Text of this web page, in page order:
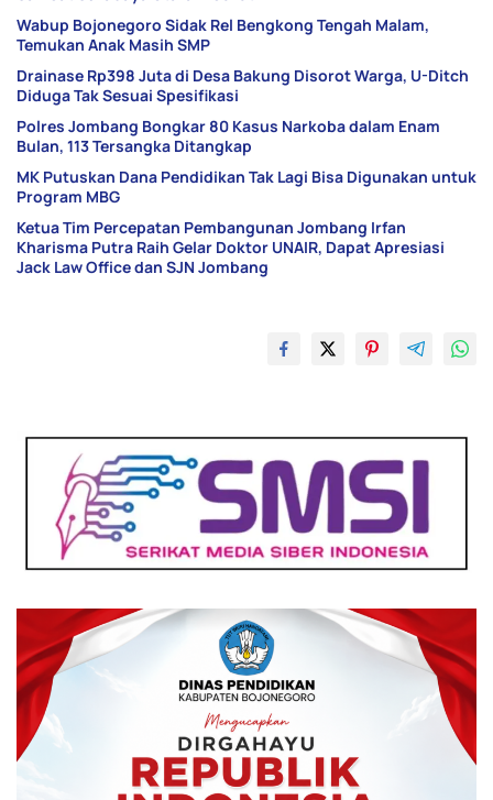
Wabup Bojonegoro Sidak Rel Bengkong Tengah Malam,
Temukan Anak Masih SMP
Drainase Rp398 Juta di Desa Bakung Disorot Warga, U-Ditch
Diduga Tak Sesuai Spesifikasi
Polres Jombang Bongkar 80 Kasus Narkoba dalam Enam
Bulan, 113 Tersangka Ditangkap
MK Putuskan Dana Pendidikan Tak Lagi Bisa Digunakan untuk
Program MBG
Ketua Tim Percepatan Pembangunan Jombang Irfan
Kharisma Putra Raih Gelar Doktor UNAIR, Dapat Apresiasi
Jack Law Office dan SJN Jombang